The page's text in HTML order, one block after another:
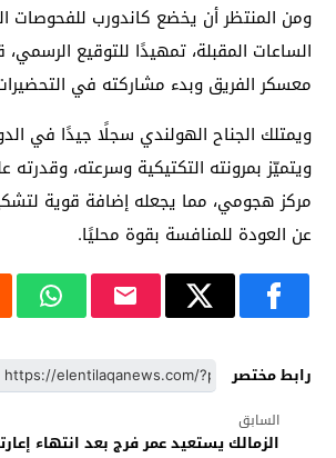
ومن المنتظر أن يخضع كاندورب للفحوصات
الساعات المقبلة، تمهيدًا للتوقيع
معسكر الفريق وبدء مشاركته في
ويمتلك الجناح الهولندي سجلًا جيدًا في
ويتميّز بمرونته التكتيكية وسرعته،
مركز هجومي، مما يجعله إضافة قوية
عن العودة للمنافسة بقوة محليًا.
رابط مختصر
السابق
الزمالك يستعيد عمر فرج بعد انتهاء